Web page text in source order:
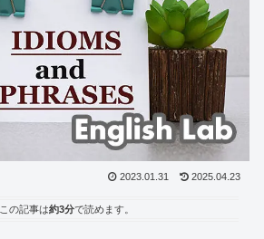
2023.01.31 2025.04.23
この記事は約3分で読めます。